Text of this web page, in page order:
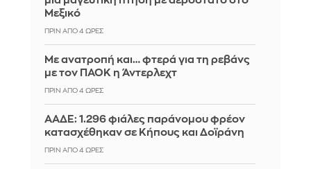
Μεξικό
ΠΡΙΝ ΑΠΌ 4 ΏΡΕΣ
Με ανατροπή και… φτερά για τη ρεβάνς
με τον ΠΑΟΚ η Άντερλεχτ
ΠΡΙΝ ΑΠΌ 4 ΏΡΕΣ
ΑΑΔΕ: 1.296 φιάλες παράνομου φρέον
κατασχέθηκαν σε Κήπους και Δοϊράνη
ΠΡΙΝ ΑΠΌ 4 ΏΡΕΣ